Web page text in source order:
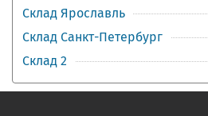
Склад Ярославль
Склад Санкт-Петербург
Склад 2